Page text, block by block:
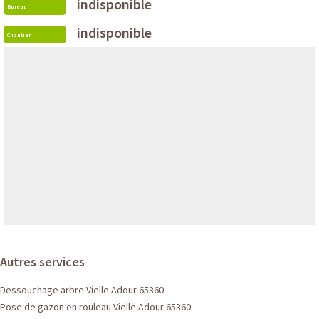
Bureau indisponible
Chantier indisponible
Autres services
Dessouchage arbre Vielle Adour 65360
Pose de gazon en rouleau Vielle Adour 65360